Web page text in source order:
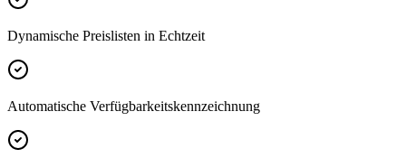
Dynamische Preislisten in Echtzeit
Automatische Verfügbarkeitskennzeichnung